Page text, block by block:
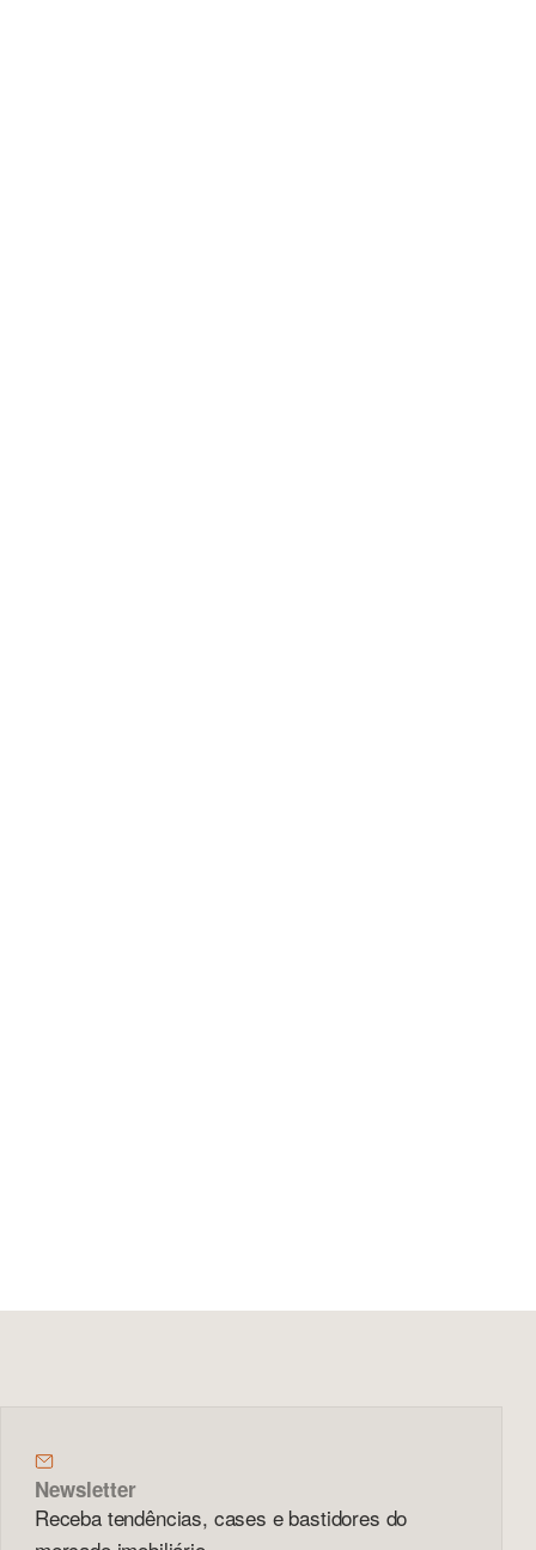
Newsletter
Receba tendências, cases e bastidores do